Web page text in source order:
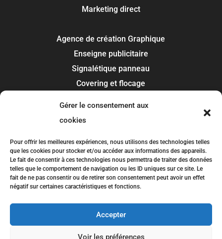
Gérer le consentement aux
cookies
Pour offrir les meilleures expériences, nous utilisons des technologies telles
que les cookies pour stocker et/ou accéder aux informations des appareils.
Le fait de consentir à ces technologies nous permettra de traiter des données
telles que le comportement de navigation ou les ID uniques sur ce site. Le
fait de ne pas consentir ou de retirer son consentement peut avoir un effet
négatif sur certaines caractéristiques et fonctions.
Accepter
Voir les préférences
Marketing direct
Agence de création Graphique
Enseigne publicitaire
Signalétique panneau
Covering et flocage
Toulouse
Colomiers
Blagnac
Tournefeuille
Plaisance-du-Touch
Balma